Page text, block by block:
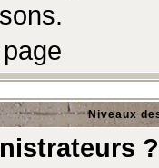
Niveaux
?